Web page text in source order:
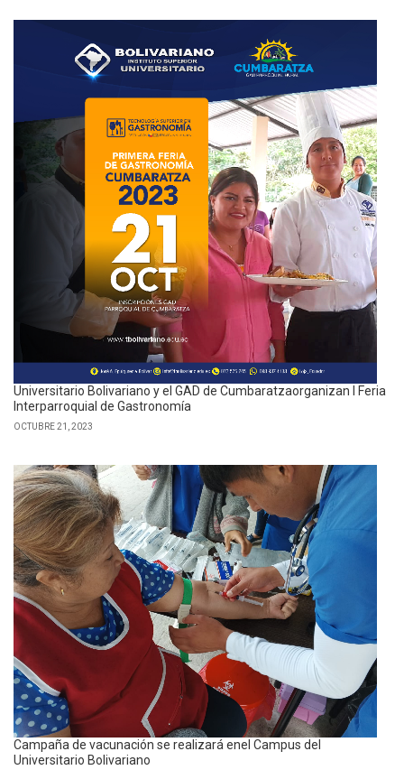
Universitario Bolivariano y el GAD de Cumbaratzaorganizan I Feria
Interparroquial de Gastronomía
OCTUBRE 21, 2023
Campaña de vacunación se realizará enel Campus del
Universitario Bolivariano